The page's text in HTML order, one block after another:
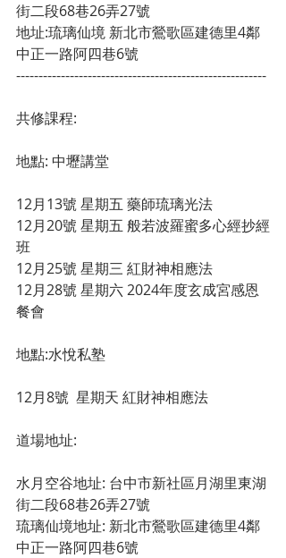
街二段68巷26弄27號
地址:琉璃仙境 新北市鶯歌區建德里4鄰
中正一路阿四巷6號
--------------------------------------------------------
共修課程:
地點: 中壢講堂
12月13號 星期五 藥師琉璃光法
12月20號 星期五 般若波羅蜜多心經抄經
班
12月25號 星期三 紅財神相應法
12月28號 星期六 2024年度玄成宮感恩
餐會
地點:水悅私塾
12月8號  星期天 紅財神相應法
道場地址:
水月空谷地址: 台中市新社區月湖里東湖
街二段68巷26弄27號
琉璃仙境地址: 新北市鶯歌區建德里4鄰
中正一路阿四巷6號